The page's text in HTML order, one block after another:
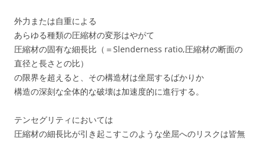
外力または自重による
あらゆる種類の圧縮材の変形はやがて
圧縮材の固有な細長比（＝Slenderness ratio,圧縮材の断面の
直径と長さとの比）
の限界を超えると、その構造材は坐屈するばかりか
構造の深刻な全体的な破壊は加速度的に進行する。
テンセグリティにおいては
圧縮材の細長比が引き起こすこのような坐屈へのリスクは皆無